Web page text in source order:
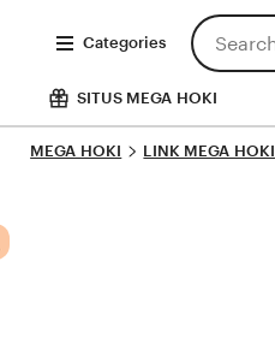
Categories
Search
for
items
or
shops
SITUS MEGA HOKI
MEGA HOKI LINK MEGA HOKI